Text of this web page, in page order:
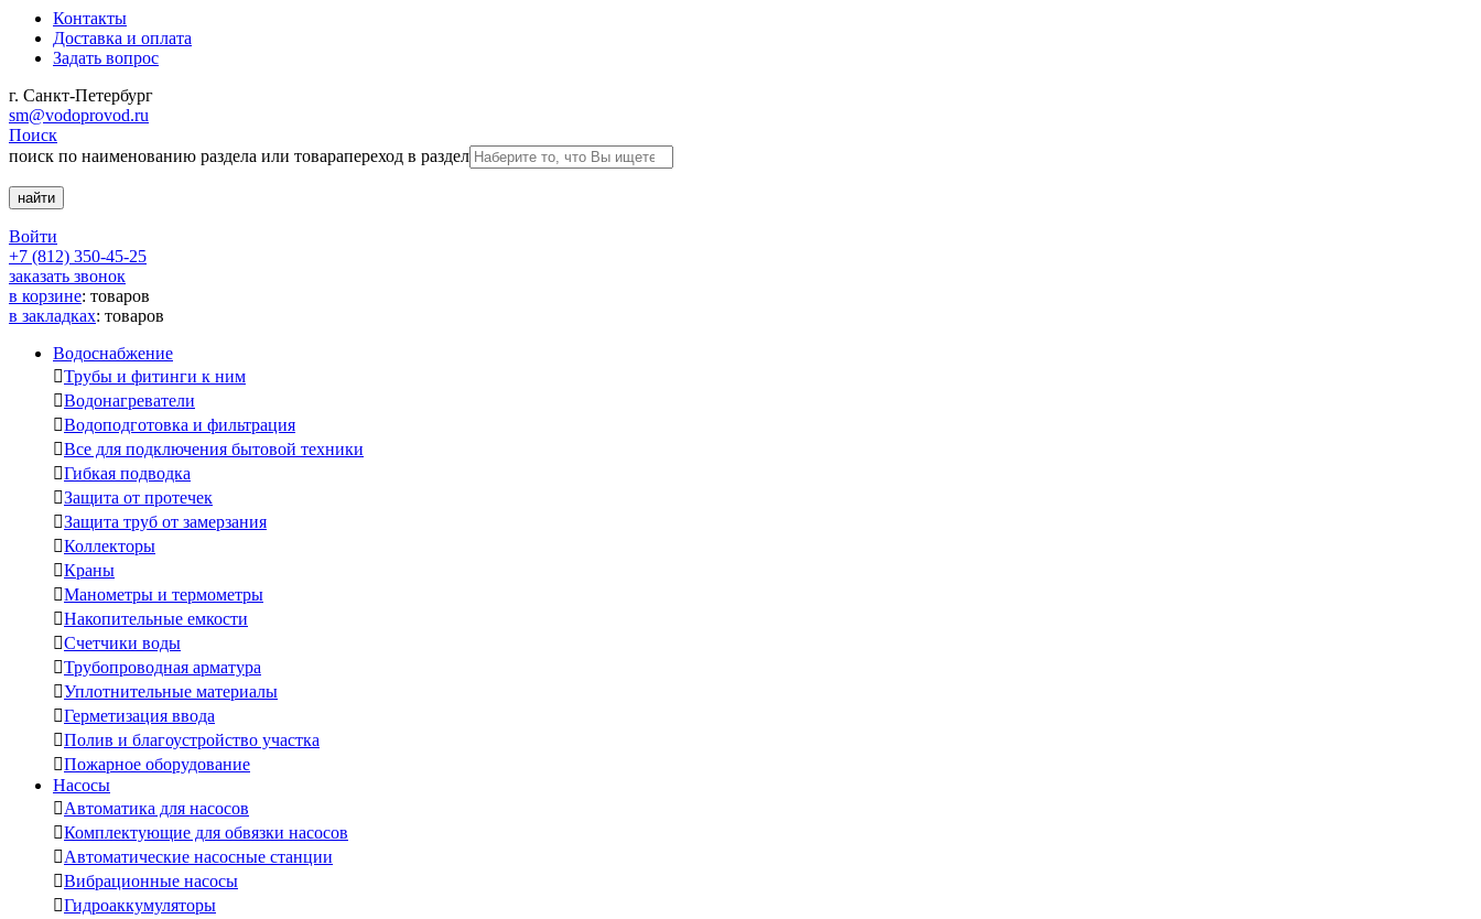
Контакты
Доставка и оплата
Задать вопрос
г. Санкт-Петербург
sm@vodoprovod.ru
Поиск
поиск по наименованию раздела или товарапереход в раздел
Войти
+7 (812) 350-45-25
заказать звонок
в корзине: товаров
в закладках: товаров
Водоснабжение
Трубы и фитинги к ним
Водонагреватели
Водоподготовка и фильтрация
Все для подключения бытовой техники
Гибкая подводка
Защита от протечек
Защита труб от замерзания
Коллекторы
Краны
Манометры и термометры
Накопительные емкости
Счетчики воды
Трубопроводная арматура
Уплотнительные материалы
Герметизация ввода
Полив и благоустройство участка
Пожарное оборудование
Насосы
Автоматика для насосов
Комплектующие для обвязки насосов
Автоматические насосные станции
Вибрационные насосы
Гидроаккумуляторы